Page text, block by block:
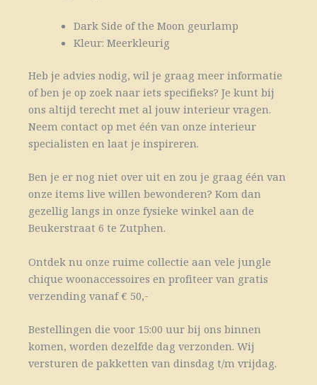
Dark Side of the Moon geurlamp
Kleur: Meerkleurig
Heb je advies nodig, wil je graag meer informatie
of ben je op zoek naar iets specifieks? Je kunt bij
ons altijd terecht met al jouw interieur vragen.
Neem contact op met één van onze interieur
specialisten en laat je inspireren.
Ben je er nog niet over uit en zou je graag één van
onze items live willen bewonderen? Kom dan
gezellig langs in onze fysieke winkel aan de
Beukerstraat 6 te Zutphen.
Ontdek nu onze ruime collectie aan vele jungle
chique woonaccessoires en profiteer van gratis
verzending vanaf € 50,-
Bestellingen die voor 15:00 uur bij ons binnen
komen, worden dezelfde dag verzonden. Wij
versturen de pakketten van dinsdag t/m vrijdag.